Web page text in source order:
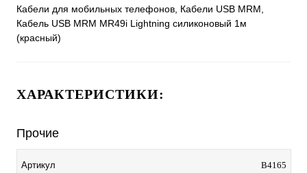
Кабели для мобильных телефонов, Кабели USB MRM,
Кабель USB MRM MR49i Lightning силиконовый 1м
(красный)
ХАРАКТЕРИСТИКИ:
Прочие
Артикул B4165